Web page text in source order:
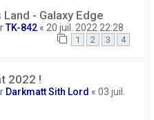
- Galaxy Edge
TK-842 « 20 juil. 2022 22:28
1 2 3 4
2022 !
Darkmatt Sith Lord « 03 juil.